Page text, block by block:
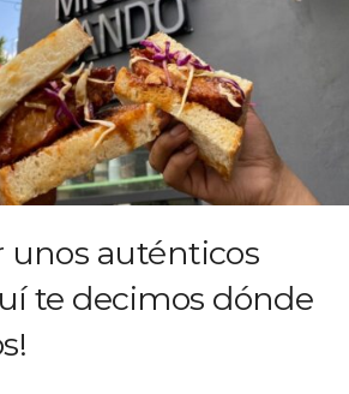
unos auténticos
te decimos dónde